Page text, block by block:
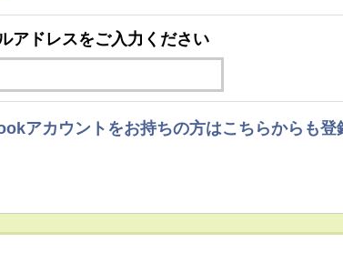
アドレスをご入力ください
アカウントをお持ちの方はこちらからも登